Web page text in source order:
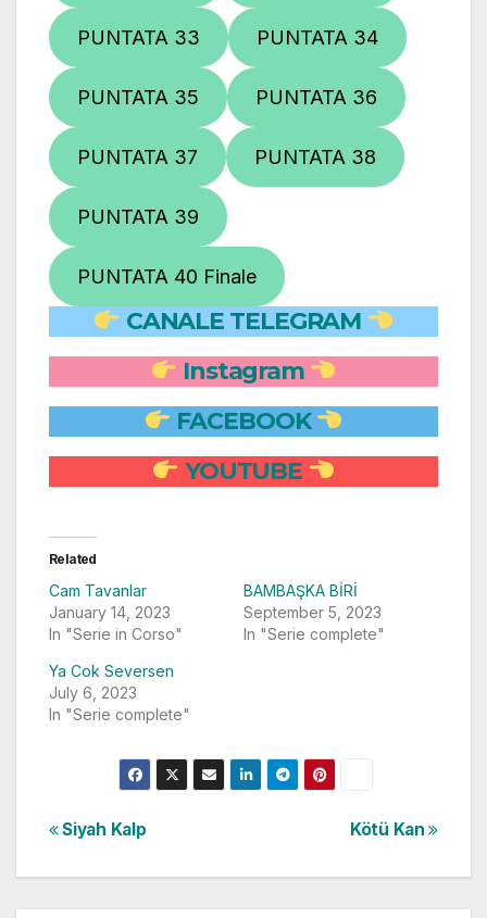
PUNTATA 33 PUNTATA 34
PUNTATA 35 PUNTATA 36
PUNTATA 37 PUNTATA 38
PUNTATA 39
PUNTATA 40 Finale
CANALE TELEGRAM
Instagram
FACEBOOK
YOUTUBE
Related
Cam Tavanlar
January 14, 2023
In "Serie in Corso"
BAMBAŞKA BİRİ
September 5, 2023
In "Serie complete"
Ya Cok Seversen
July 6, 2023
In "Serie complete"
Post
navigation
Kötü Kan
Siyah Kalp